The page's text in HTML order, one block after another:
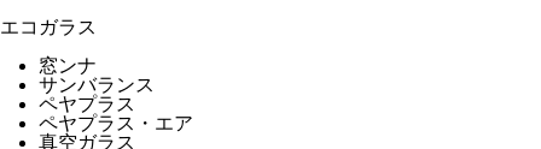
エコガラス
窓ンナ
サンバランス
ペヤプラス
ペヤプラス・エア
真空ガラス